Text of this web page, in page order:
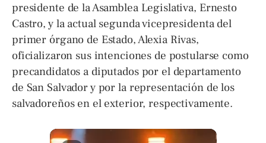
presidente de la Asamblea Legislativa, Ernesto
Castro, y la actual segunda vicepresidenta del
primer órgano de Estado, Alexia Rivas,
oficializaron sus intenciones de postularse como
precandidatos a diputados por el departamento
de San Salvador y por la representación de los
salvadoreños en el exterior, respectivamente.